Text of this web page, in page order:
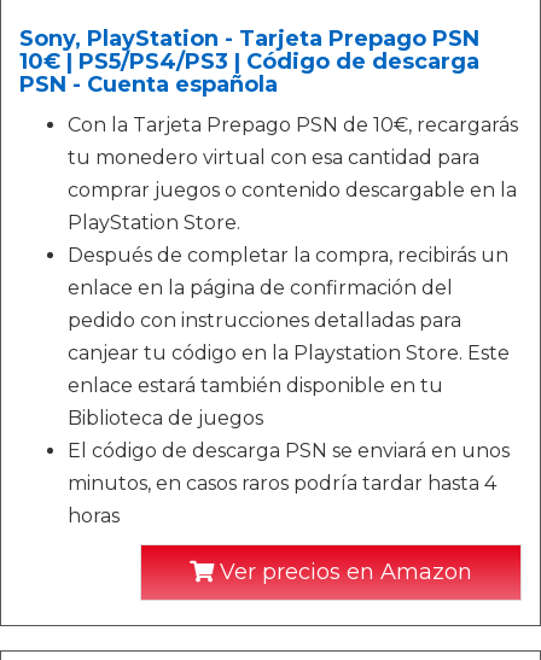
Sony, PlayStation - Tarjeta Prepago PSN
10€ | PS5/PS4/PS3 | Código de descarga
PSN - Cuenta española
Con la Tarjeta Prepago PSN de 10€, recargarás
tu monedero virtual con esa cantidad para
comprar juegos o contenido descargable en la
PlayStation Store.
Después de completar la compra, recibirás un
enlace en la página de confirmación del
pedido con instrucciones detalladas para
canjear tu código en la Playstation Store. Este
enlace estará también disponible en tu
Biblioteca de juegos
El código de descarga PSN se enviará en unos
minutos, en casos raros podría tardar hasta 4
horas
Ver precios en Amazon